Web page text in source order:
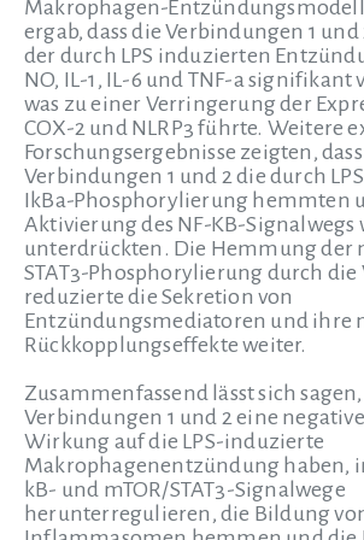
Makrophagen-
ergab, dass die Verbindungen 1 und
der durch LPS induzierten
NO, IL-1, IL-6 und TNF-a
was zu einer Verringerung der
COX-2 und NLRP3 führte. Weitere
Forschungsergebnisse zeigten,
Verbindungen 1 und 2 die durch
IkBa-Phosphorylierung hemmten
Aktivierung des NF-KB-Signalwegs
unterdrückten. Die Hemmung der
STAT3-Phosphorylierung durch
reduzierte die Sekretion von
Entzündungsmediatoren und ihre
Rückkopplungseffekte weiter.
Zusammenfassend lässt sich sagen,
Verbindungen 1 und 2 eine
Wirkung auf die LPS-induzierte
Makrophagenentzündung haben,
kB- und mTOR/STAT3-Signalwege
herunterregulieren, die Bildung